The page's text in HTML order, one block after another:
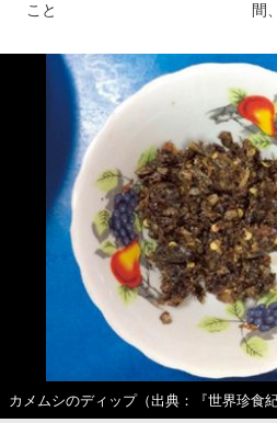
こと
間
カメムシのディップ（出典：『世界珍食